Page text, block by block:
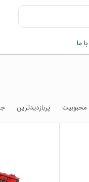
ما
محبوبیت پربازدیدترین